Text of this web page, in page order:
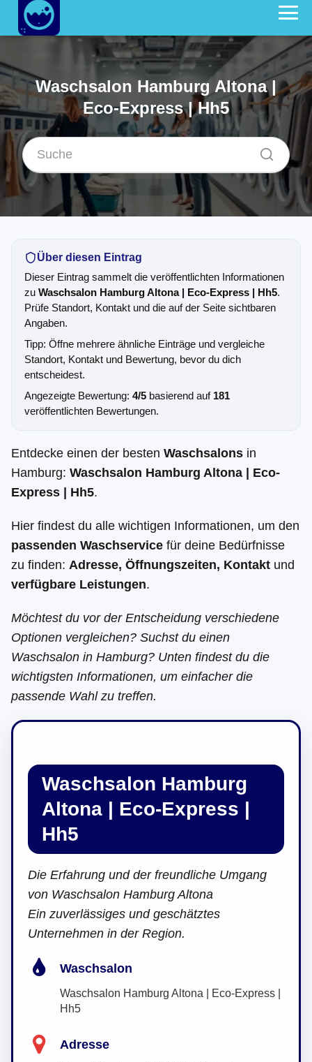
Waschsalon Hamburg Altona |
Eco-Express | Hh5
Über diesen Eintrag
Dieser Eintrag sammelt die veröffentlichten Informationen
zu Waschsalon Hamburg Altona | Eco-Express | Hh5.
Prüfe Standort, Kontakt und die auf der Seite sichtbaren
Angaben.
Tipp: Öffne mehrere ähnliche Einträge und vergleiche
Standort, Kontakt und Bewertung, bevor du dich
entscheidest.
Angezeigte Bewertung: 4/5 basierend auf 181
veröffentlichten Bewertungen.
Entdecke einen der besten Waschsalons in
Hamburg: Waschsalon Hamburg Altona | Eco-
Express | Hh5.
Hier findest du alle wichtigen Informationen, um den
passenden Waschservice für deine Bedürfnisse
zu finden: Adresse, Öffnungszeiten, Kontakt und
verfügbare Leistungen.
Möchtest du vor der Entscheidung verschiedene
Optionen vergleichen? Suchst du einen
Waschsalon in Hamburg? Unten findest du die
wichtigsten Informationen, um einfacher die
passende Wahl zu treffen.
Waschsalon Hamburg
Altona | Eco-Express |
Hh5
Die Erfahrung und der freundliche Umgang
von Waschsalon Hamburg Altona
Ein zuverlässiges und geschätztes
Unternehmen in der Region.
Waschsalon
Waschsalon Hamburg Altona | Eco-Express |
Hh5
Adresse